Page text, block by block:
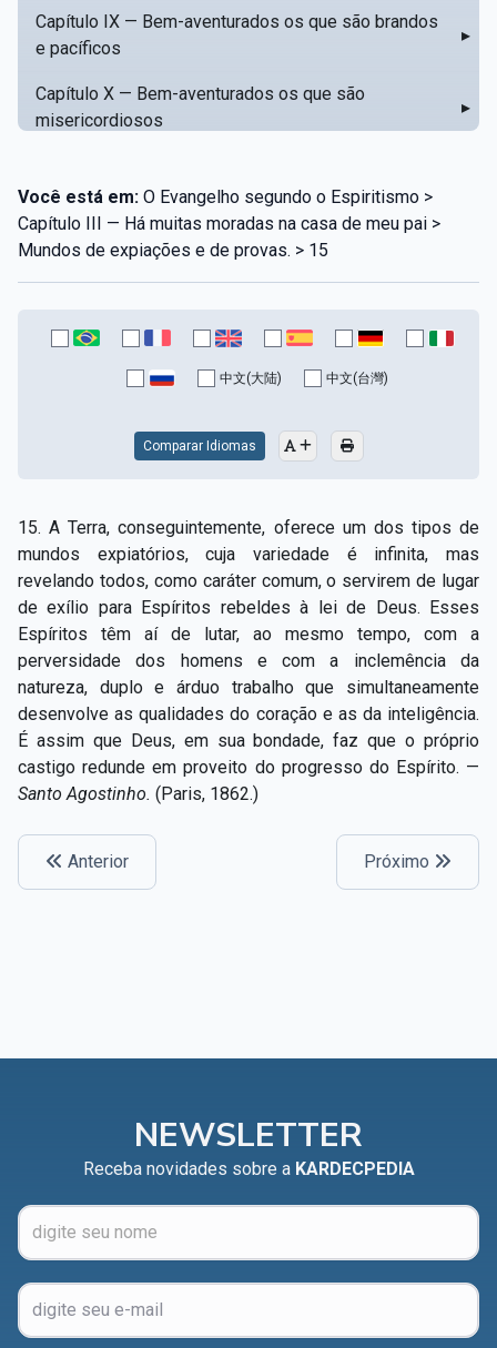
Capítulo IX — Bem-aventurados os que são brandos
e pacíficos
▸
Capítulo X — Bem-aventurados os que são
misericordiosos
▸
Capítulo XII — Amai os vossos inimigos
Capítulo XIII — Não saiba a vossa mão esquerda o
que dê a vossa mão direita
Capítulo XIV — Honrai a vosso pai e a vossa mãe
Capítulo XV — Fora da caridade não há salvação
Capítulo XVIII — Muitos os chamados, poucos os
escolhidos
▸
Capítulo XIX — A fé transporta montanhas ▸
Capítulo XX — Os trabalhadores da última hora ▸
Capítulo XXI — Haverá falsos cristos e falsos
profetas
▸
Capítulo XXII — Não separareis o que Deus juntou ▸
Capítulo XXIV — Não ponhais a candeia debaixo do
alqueire
Você está em: O Evangelho segundo o Espiritismo >
Capítulo III — Há muitas moradas na casa de meu pai >
Mundos de expiações e de provas. > 15
中文(大陆) 中文(台灣)
Comparar Idiomas
15. A Terra, conseguintemente, oferece um dos tipos de
mundos expiatórios, cuja variedade é infinita, mas
revelando todos, como caráter comum, o servirem de lugar
de exílio para Espíritos rebeldes à lei de Deus. Esses
Espíritos têm aí de lutar, ao mesmo tempo, com a
perversidade dos homens e com a inclemência da
natureza, duplo e árduo trabalho que simultaneamente
desenvolve as qualidades do coração e as da inteligência.
É assim que Deus, em sua bondade, faz que o próprio
castigo redunde em proveito do progresso do Espírito. —
Santo Agostinho. (Paris, 1862.)
Anterior Próximo
NEWSLETTER
Receba novidades sobre a KARDECPEDIA